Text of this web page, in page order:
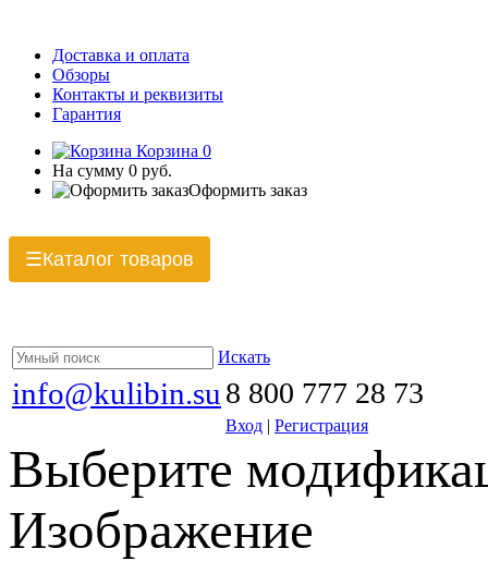
Доставка и оплата
Обзоры
Контакты и реквизиты
Гарантия
Корзина 0
На сумму 0 руб.
Оформить заказ
☰Каталог товаров
Искать
info@kulibin.su 8 800 777 28 73
Вход | Регистрация
Выберите
Изображение